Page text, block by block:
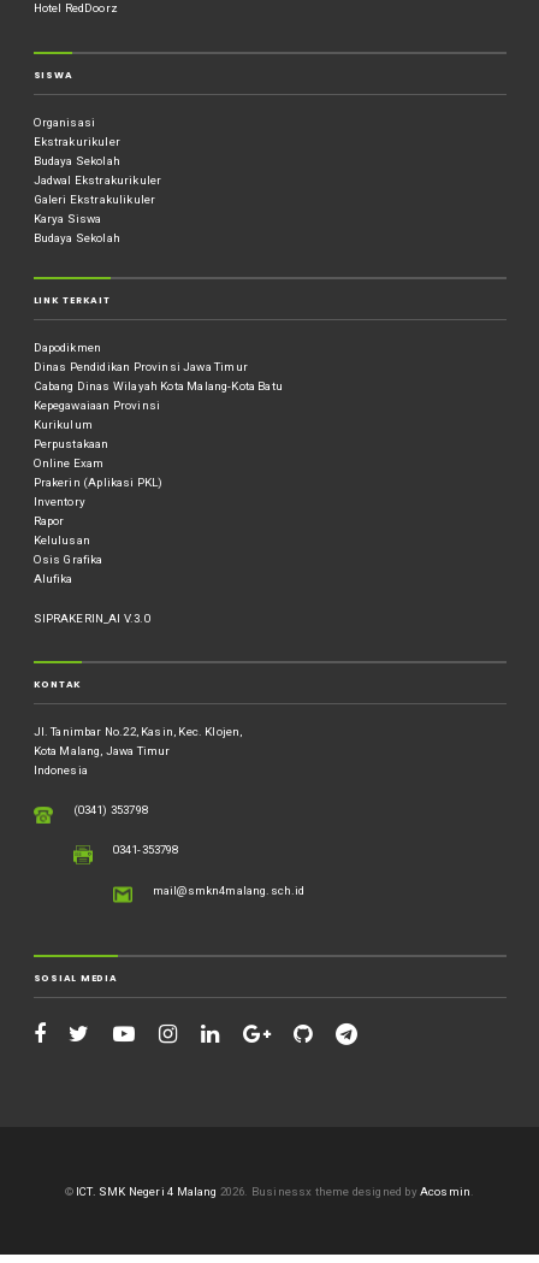
Hotel RedDoorz
SISWA
Organisasi
Ekstrakurikuler
Budaya Sekolah
Jadwal Ekstrakurikuler
Galeri Ekstrakulikuler
Karya Siswa
Budaya Sekolah
LINK TERKAIT
Dapodikmen
Dinas Pendidikan Provinsi Jawa Timur
Cabang Dinas Wilayah Kota Malang-Kota Batu
Kepegawaiaan Provinsi
Kurikulum
Perpustakaan
Online Exam
Prakerin (Aplikasi PKL)
Inventory
Rapor
Kelulusan
Osis Grafika
Alufika
SIPRAKERIN_AI V.3.0
KONTAK
Jl. Tanimbar No.22, Kasin, Kec. Klojen,
Kota Malang, Jawa Timur
Indonesia
(0341) 353798
0341-353798
mail@smkn4malang.sch.id
SOSIAL MEDIA
© ICT. SMK Negeri 4 Malang 2026. Businessx theme designed byAcosmin